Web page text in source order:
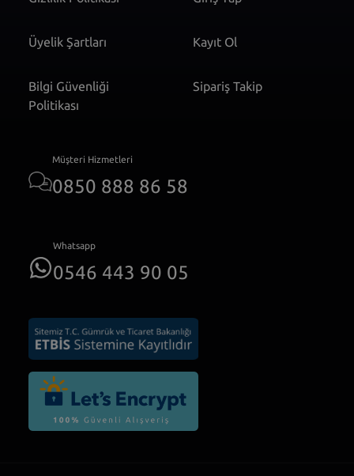
Üyelik Şartları
Bilgi Güvenliği
Politikası
Kayıt Ol
Sipariş Takip
Müşteri Hizmetleri
0850 888 86 58
Whatsapp
0546 443 90 05